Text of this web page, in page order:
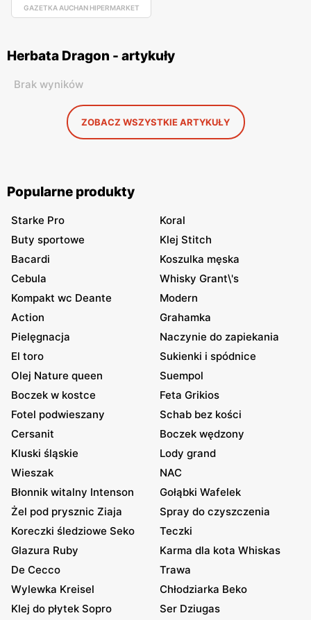
GAZETKA AUCHAN HIPERMARKET
Herbata Dragon - artykuły
Brak wyników
ZOBACZ WSZYSTKIE ARTYKUŁY
Popularne produkty
Starke Pro
Koral
Buty sportowe
Klej Stitch
Bacardi
Koszulka męska
Cebula
Whisky Grant\'s
Kompakt wc Deante
Modern
Action
Grahamka
Pielęgnacja
Naczynie do zapiekania
El toro
Sukienki i spódnice
Olej Nature queen
Suempol
Boczek w kostce
Feta Grikios
Fotel podwieszany
Schab bez kości
Cersanit
Boczek wędzony
Kluski śląskie
Lody grand
Wieszak
NAC
Błonnik witalny Intenson
Gołąbki Wafelek
Żel pod prysznic Ziaja
Spray do czyszczenia
Koreczki śledziowe Seko
Teczki
Glazura Ruby
Karma dla kota Whiskas
De Cecco
Trawa
Wylewka Kreisel
Chłodziarka Beko
Klej do płytek Sopro
Ser Dziugas